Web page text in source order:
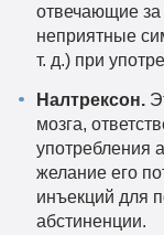
отвечающие
неприятные
т. д.) при
Налтрексон.
мозга,
употребления
желание его
инъекций для
абстиненции.